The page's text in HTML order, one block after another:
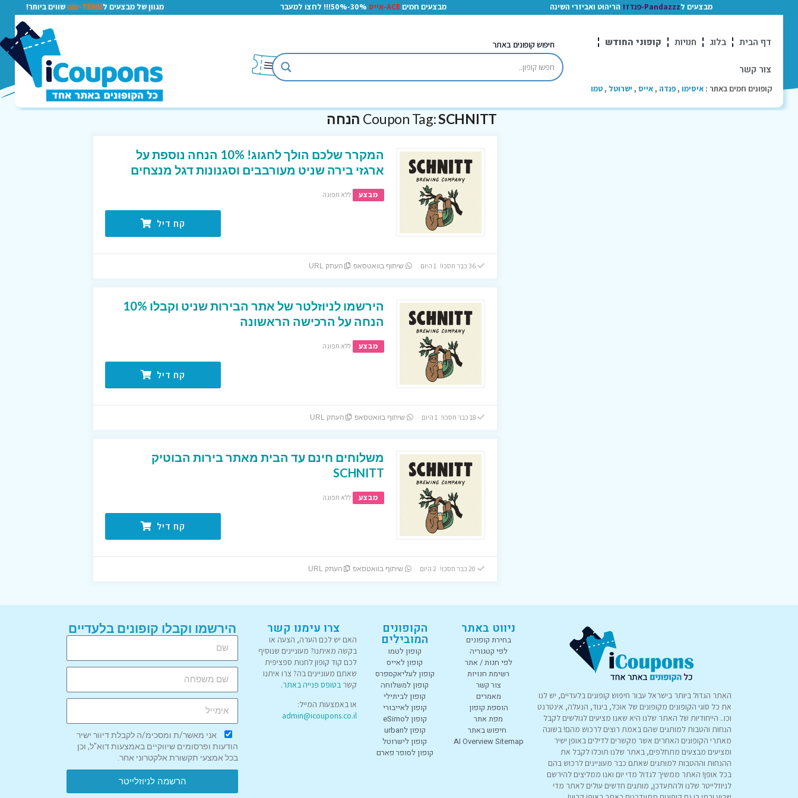
מבצעים לPandazzz-פנדזז הריהוט ואביזרי השינה מבצעים חמיםACE-אייס 30%-50%!!! לחצו למעבר מגוון של מבצעים לTEMU-טמו שווים ביותר!
דף הבית בלוג חנויות קופוני החודש
צור קשר
קופונים חמים באתר : איסימו ,פנדה ,אייס , ישרוטל ,טמו
חיפוש קופונים באתר
Coupon Tag:SCHNITT הנחה
המקרר שלכם הולך לחגוג! 10% הנחה נוספת על
ארגזי בירה שניט מעורבבים וסגנונות דגל מנצחים
מבצע ללא תפוגה
קח דיל
36 כבר חסכו! 1 היום שיתוף בוואטסאפ העתק URL
הירשמו לניוזלטר של אתר הבירות שניט וקבלו 10%
הנחה על הרכישה הראשונה
מבצע ללא תפוגה
קח דיל
18 כבר חסכו! 1 היום שיתוף בוואטסאפ העתק URL
משלוחים חינם עד הבית מאתר בירות הבוטיק
SCHNITT
מבצע ללא תפוגה
קח דיל
שיתוף בוואטסאפ העתק URL
האתר הגדול ביותר בישראל עבור חיפוש קופונים בלעדיים, יש לנו
את כל סוגי הקופונים מקופונים של אוכל, ביגוד, הנעלה, אינטרנט
וכו.. הייחודיות של האתר שלנו היא שאנו מציעים לגולשים לקבל
הנחות והטבות למותגים שהם באמת רוצים לרכוש מהם! בשונה
מאתרי הקופונים האחרים אשר מקשרים לדילים באופן ישיר
ומציעים מבצעים מתחלפים, באתר שלנו תוכלו לקבל את
ההנחות וההטבות למותגים שאתם כבר מעוניינים לרכוש בהם
בכל אופן! האתר ממשיך לגדול מדי יום ואנו ממליצים להירשם
לניוזלייטר שלנו ולהתעדכן, מותגים חדשים עולים לאתר מדי
ניווט באתר
בחירת קופונים
לפי קטגוריה
לפי חנות / אתר
רשימת חנויות
צור קשר
מאמרים
הוספת קופון
מפת אתר
חיפוש באתר
AI Overview Sitemap
הקופונים
המובילים
קופון לטמו
קופון לאייס
קופון לעליאקספרס
קופון למשלוחה
קופון לביתילי
קופון לאייבורי
קופון לeSimo
קופון לurban
קופון לישרוטל
קופון לסופר פארם
צרו עימנו קשר
האם יש לכם הערה, הצעה או
בקשה מאיתנו? מעוניינים שנוסיף
לכם קוד קופון לחנות ספציפית
שאתם מעוניינים בה? צרו איתנו
קשר בטופס פנייה באתר.
או באמצעות המייל:
admin@icoupons.co.il
הירשמו וקבלו קופונים בלעדיים
אני מאשר/ת ומסכימ/ה לקבלת דיוור ישיר
הודעות ופרסומים שיווקיים באמצעות דוא"ל, וכן
בכל אמצעי תקשורת אלקטרוני אחר.
הרשמה לניוזלייטר